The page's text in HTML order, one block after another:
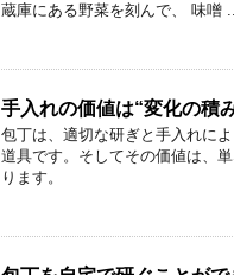
蔵庫にある野菜を刻んで、 味噌
手入れの価値は“変化の積
包丁は、適切な研ぎと手入れに
道具です。そしてその価値は、
ります。